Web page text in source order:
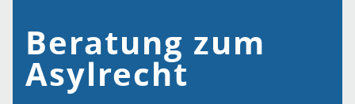
Beratung zum
Asylrecht